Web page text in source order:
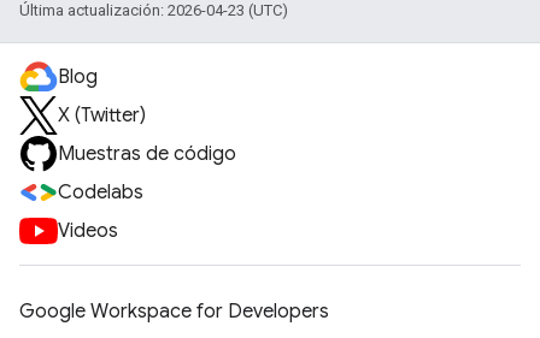
Última actualización: 2026-04-23 (UTC)
Blog
X (Twitter)
Muestras de código
Codelabs
Videos
Google Workspace for Developers